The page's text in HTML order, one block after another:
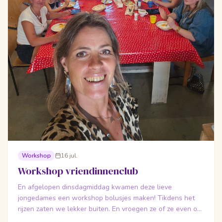
Workshop 16 jul.
Workshop vriendinnenclub
En afgelopen dinsdagmiddag kwamen deze lieve
jongedames een workshop bolusjes maken! Tikdens het
rijzen zaten we lekker buiten. En vroegen ze of ze even op